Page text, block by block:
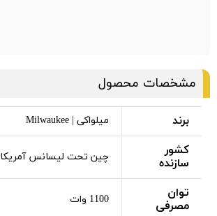
مشخصات محصول
برند میلواکی | Milwaukee
کشور
سازنده
چین تحت لیسانس آمریکا
توان
مصرفی
1100 وات